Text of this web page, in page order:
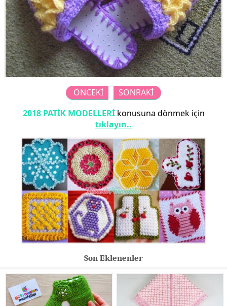
ÖNCEKİ
SONRAKİ
2018 PATİK MODELLERİkonusuna dönmek için
tıklayın..
Son Eklenenler